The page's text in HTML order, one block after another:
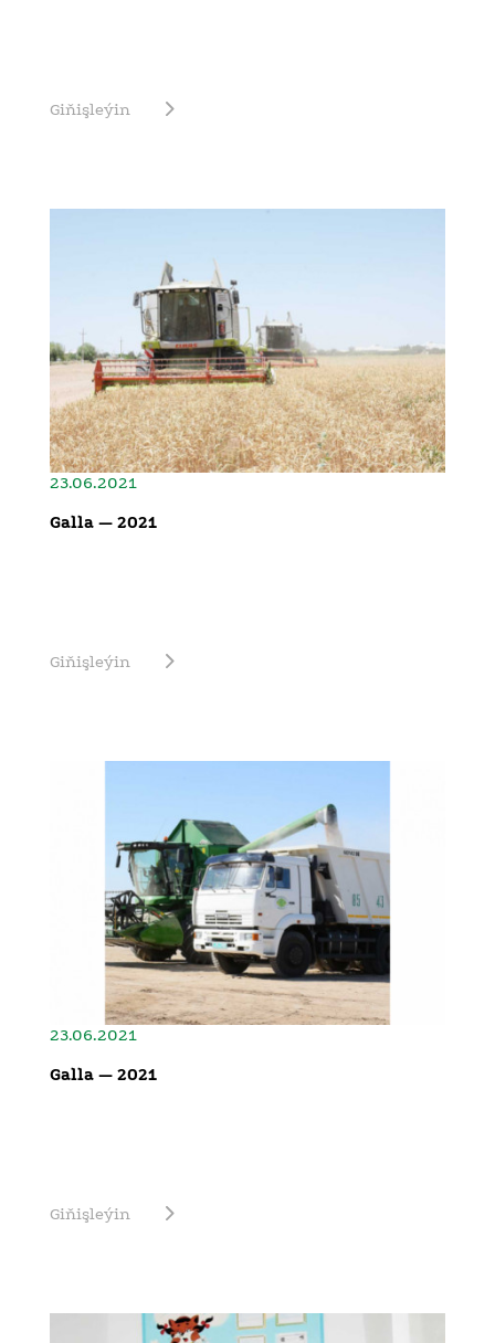
Giňişleýin
23.06.2021
Galla — 2021
Giňişleýin
23.06.2021
Galla — 2021
Giňişleýin